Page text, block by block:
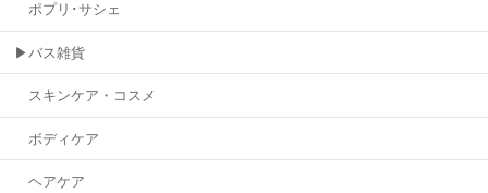
ポプリ･サシェ
▶バス雑貨
スキンケア・コスメ
ボディケア
ヘアケア